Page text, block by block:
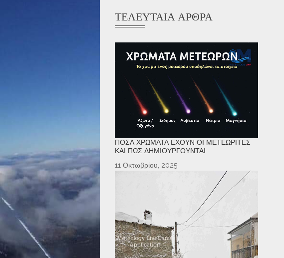
ΤΕΛΕΥΤΑΊΑ ΆΡΘΡΑ
ΠΌΣΑ ΧΡΏΜΑΤΑ ΈΧΟΥΝ ΟΙ ΜΕΤΕΩΡΊΤΕΣ
ΚΑΙ ΠΏΣ ΔΗΜΙΟΥΡΓΟΎΝΤΑΙ
11 Οκτωβρίου, 2025